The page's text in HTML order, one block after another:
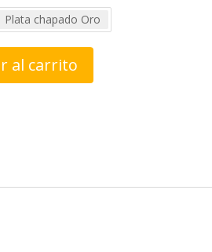
Plata chapado Oro
al carrito